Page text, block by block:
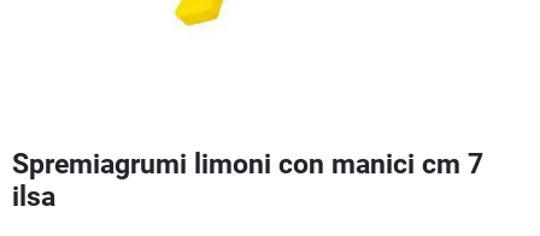
Spremiagrumi limoni con manici cm 7
ilsa